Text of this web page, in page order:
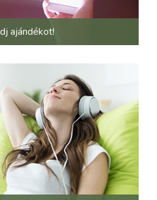
ajándékot!